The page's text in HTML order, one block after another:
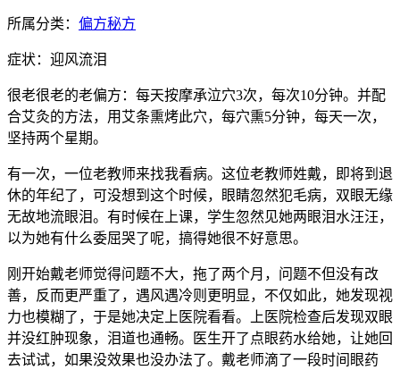
所属分类： 偏方秘方
症状：迎风流泪
很老很老的老偏方：每天按摩承泣穴3次，每次10分钟。并配
合艾灸的方法，用艾条熏烤此穴，每穴熏5分钟，每天一次，
坚持两个星期。
有一次，一位老教师来找我看病。这位老教师姓戴，即将到退
休的年纪了，可没想到这个时候，眼睛忽然犯毛病，双眼无缘
无故地流眼泪。有时候在上课，学生忽然见她两眼泪水汪汪，
以为她有什么委屈哭了呢，搞得她很不好意思。
刚开始戴老师觉得问题不大，拖了两个月，问题不但没有改
善，反而更严重了，遇风遇冷则更明显，不仅如此，她发现视
力也模糊了，于是她决定上医院看看。上医院检查后发现双眼
并没红肿现象，泪道也通畅。医生开了点眼药水给她，让她回
去试试，如果没效果也没办法了。戴老师滴了一段时间眼药